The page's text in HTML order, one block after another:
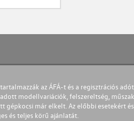
az ÁFÁ-t és a regisztrációs
modellvariációk, felszereltség,
már elkelt. Az előbbi esetekért
és teljes körű ajánlatát.